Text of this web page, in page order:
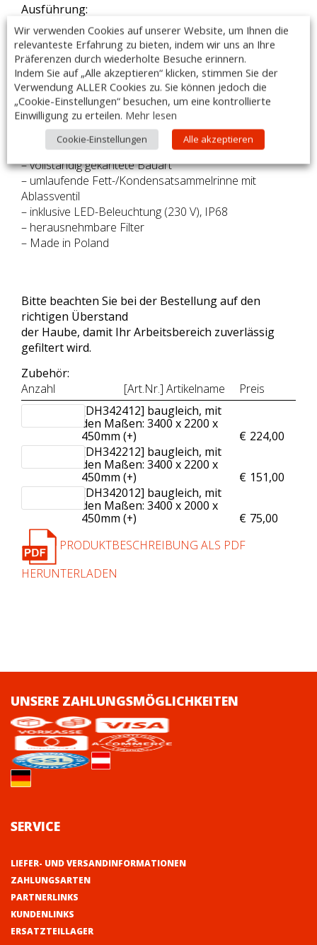
Ausführung:
– Maße: 3400 x 800 x 450mm
– bestimmt für das Abführen von Wrasen
– Ablufthaube entspricht der Norm DIN EN 16282-2
– Flammschutzfilter LC2 Typ A Zyklon-/Labyrinthfilter
– der Abscheidegrad erreicht bis zu 98% für Partikel
bis zu 6 μm
– hergestellt aus rostfreiem, ferritischem Stahl AISI 441
– Materialstärke min. 1,0mm
– der Abluftraum ist komplett luftdicht
– vollständig gekantete Bauart
– umlaufende Fett-/Kondensatsammelrinne mit
Ablassventil
– inklusive LED-Beleuchtung (230 V), IP68
– herausnehmbare Filter
– Made in Poland
Bitte beachten Sie bei der Bestellung auf den
richtigen Überstand
der Haube, damit Ihr Arbeitsbereich zuverlässig
gefiltert wird.
Zubehör:
Anzahl
[Art.Nr.] Artikelname
Preis
[DH342412] baugleich, mit
den Maßen: 3400 x 2200 x
450mm (+
€ 224,00
)
[DH342212] baugleich, mit
den Maßen: 3400 x 2200 x
450mm (+
€ 151,00
)
[DH342012] baugleich, mit
den Maßen: 3400 x 2000 x
450mm (+
€ 75,00
)
PRODUKTBESCHREIBUNG ALS PDF
HERUNTERLADEN
UNSERE ZAHLUNGSMÖGLICHKEITEN
SERVICE
LIEFER- UND VERSANDINFORMATIONEN
ZAHLUNGSARTEN
PARTNERLINKS
KUNDENLINKS
ERSATZTEILLAGER
Wir verwenden Cookies auf unserer Website, um Ihnen die
relevanteste Erfahrung zu bieten, indem wir uns an Ihre
Präferenzen durch wiederholte Besuche erinnern.
Indem Sie auf „Alle akzeptieren“ klicken, stimmen Sie der
Verwendung ALLER Cookies zu. Sie können jedoch die
„Cookie-Einstellungen“ besuchen, um eine kontrollierte
Einwilligung zu erteilen. Mehr lesen
Cookie-Einstellungen Alle akzeptieren